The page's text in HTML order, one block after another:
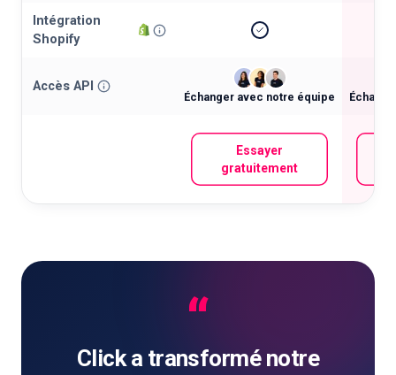
Intégration
Shopify
Accès API
Échanger avec notre équipe
Essayer
gratuitement
“
Click a transformé notre